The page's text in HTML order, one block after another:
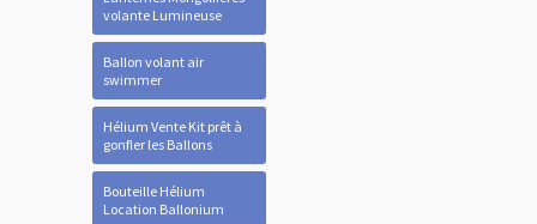
volante Lumineuse
Ballon volant air
swimmer
Hélium Vente Kit prêt à
gonfler les Ballons
Bouteille Hélium
Location Ballonium